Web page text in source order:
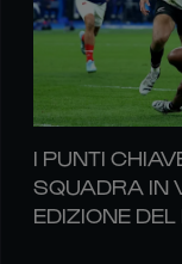
I PUNTI
SQUADRA IN
EDIZIONE